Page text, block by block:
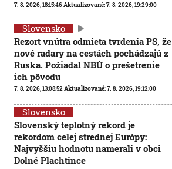
7. 8. 2026, 18:15:46Aktualizované:7. 8. 2026, 19:29:00
Slovensko
Rezort vnútra odmieta tvrdenia PS, že
nové radary na cestách pochádzajú z
Ruska. Požiadal NBÚ o prešetrenie
ich pôvodu
7. 8. 2026, 13:08:52Aktualizované:7. 8. 2026, 19:12:00
Slovensko
Slovenský teplotný rekord je
rekordom celej strednej Európy:
Najvyššiu hodnotu namerali v obci
Dolné Plachtince